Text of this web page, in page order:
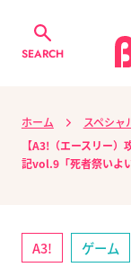
SEARCH
ホーム スペシャ
【A3!（エースリー
記vol.9「死者祭いよ
A3! ゲーム